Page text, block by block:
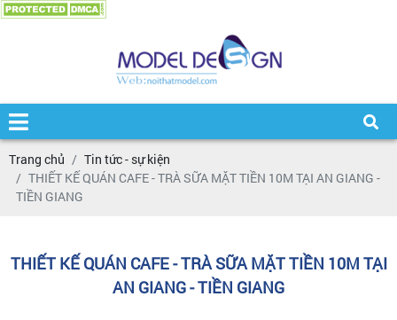
Trang chủ
Tin tức - sự kiện
THIẾT KẾ QUÁN CAFE - TRÀ SỮA MẶT TIỀN 10M TẠI AN GIANG -
TIỀN GIANG
THIẾT KẾ QUÁN CAFE - TRÀ SỮA MẶT TIỀN 10M TẠI
AN GIANG - TIỀN GIANG